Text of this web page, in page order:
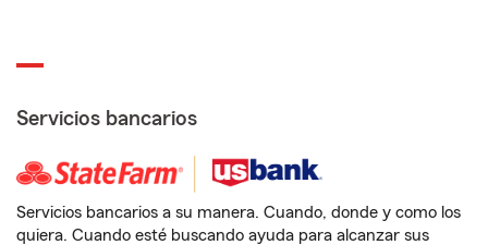
Servicios bancarios
Servicios bancarios a su manera. Cuando, donde y como los
quiera. Cuando esté buscando ayuda para alcanzar sus